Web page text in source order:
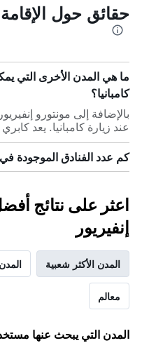
حقائق حول
ما هي المدن الأخرى التي
كامبانيا؟
بالإضافة إلى مونتورو
عند زيارة كامبانيا. يعد
كم عدد الفنادق الموجودة في
اعثر على نتائج
إنفيريور
المدن الأكثر شعبية
معالم
المدن التي يبحث عنها